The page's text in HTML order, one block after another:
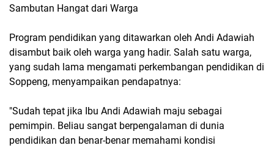
Sambutan Hangat dari Warga
Program pendidikan yang ditawarkan oleh Andi Adawiah
disambut baik oleh warga yang hadir. Salah satu warga,
yang sudah lama mengamati perkembangan pendidikan di
Soppeng, menyampaikan pendapatnya:
"Sudah tepat jika Ibu Andi Adawiah maju sebagai
pemimpin. Beliau sangat berpengalaman di dunia
pendidikan dan benar-benar memahami kondisi